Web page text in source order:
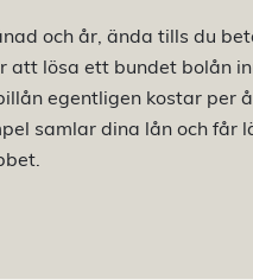
och år, ända tills du
att lösa ett bundet bolån
egentligen kostar per
samlar dina lån och får